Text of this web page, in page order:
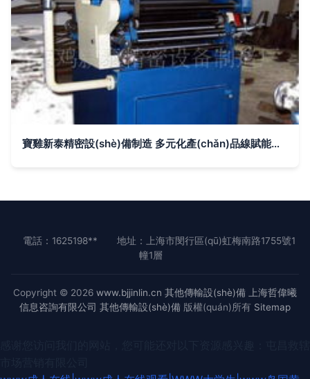
寶雞新泰精密設(shè)備制造 多元化產(chǎn)品線賦能智能制造
電話：1625198**
地址：上海市閔行區(qū)虹梅南路1755號1
幢1層
Copyright © 2026 www.bjjinlin.cn 其他傳輸設(shè)備
上海哲偉曦
信息咨詢有限公司 其他傳輸設(shè)備 版權(quán)所有 Sitemap